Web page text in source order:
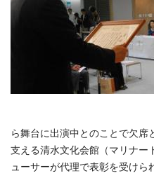
ら舞台に出演中とのことで欠席
支える清水文化会館（マリナー
ューサーが代理で表彰を受けら